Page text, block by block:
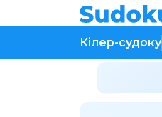
Кілер-судоку